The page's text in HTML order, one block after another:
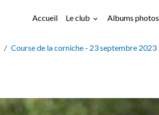
Accueil Le club Albums photos
Course de la corniche - 23 septembre 2023